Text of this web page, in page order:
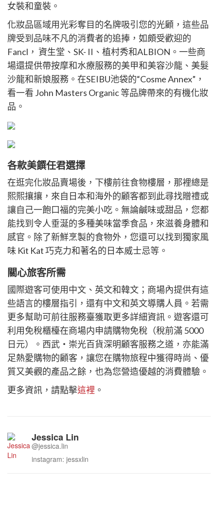
女裝和童裝。
化妝品區域用光彩奪目的名牌吸引您的光顧，這些品
牌受到品味不凡的消費者的追捧，如頗受歡迎的
Fancl， 資生堂、SK- II、植村秀和ALBION。一些商
場還提供帶按摩和水療服務的美甲和美容沙龍、美髮
沙龍和新娘服務。在SEIBU池袋的“Cosme Annex”，
看一看 John Masters Organic 等品牌帶來的有機化妝
品。
各款美饌任君選擇
在逛完化妝品賣場後，下樓前往食物樓層，那裡總是
熙熙攘攘，來自日本和海外的顧客都到此尋找贈禮或
讓自己一飽口福的完美小吃。無論鹹味或甜品，您都
能找到令人垂涎的多種美味當季食品，來滋養身體和
感官。除了新鮮烹製的食物外，您還可以找到獨家風
味 Kit Kat 巧克力和著名的日本威士忌等。
關心旅客所需
國際遊客可使用中文、英文和韓文；商場內提供有這
些語言的樓層指引，還有中文和英文導購人員。若需
更多幫助可前往服務臺獲取更多詳細資訊。遊客還可
利用免稅櫃檯在商場内申請購物免稅（稅前滿 5000
日元）。西武・崇光百貨深明顧客服務之道，亦能滿
足熱愛購物的顧客，讓您在購物旅程中獲得時尚、優
質又美觀的產品之餘，也為您營造優越的消費體驗。
更多資訊，請點擊這裡 。
Jessica Lin
@jessica.lin
instagram: jessxlin